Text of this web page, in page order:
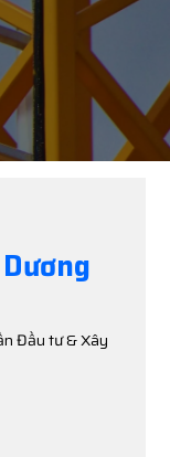
Đầu tư & Xây